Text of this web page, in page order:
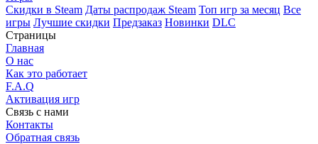
Скидки в Steam Даты распродаж Steam Топ игр за месяц Все
игры Лучшие скидки Предзаказ Новинки DLC
Страницы
Главная
О нас
Как это работает
F.A.Q
Активация игр
Связь с нами
Контакты
Обратная связь